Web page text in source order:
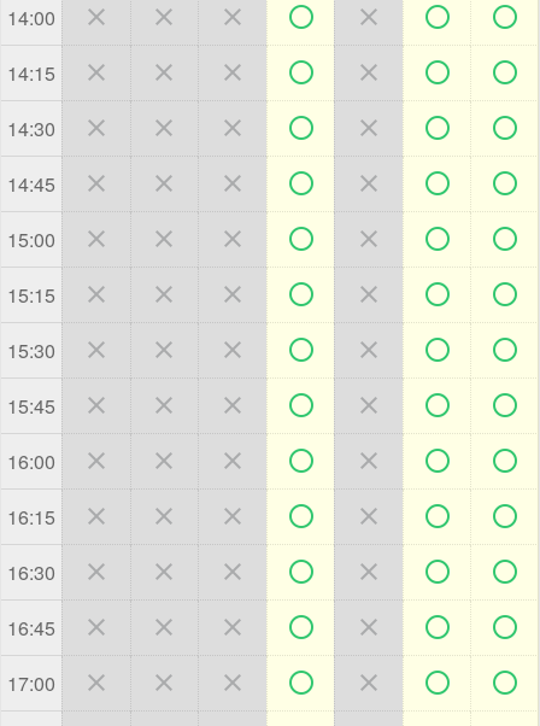
14:00       
14:15       
14:30       
14:45       
15:00       
15:15       
15:30       
15:45       
16:00       
16:15       
16:30       
16:45       
17:00       